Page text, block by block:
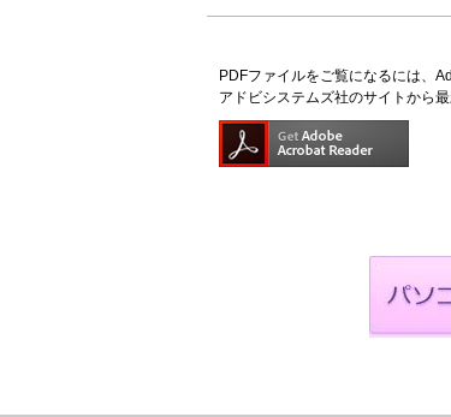
PDFファイルをご覧になるには、
アドビシステムズ社のサイトから